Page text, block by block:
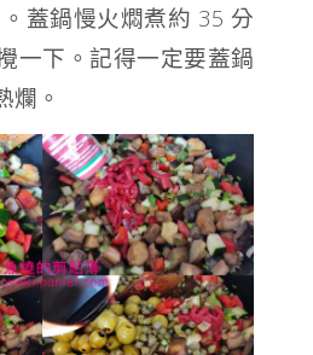
蓋鍋慢火燜煮約 35 分
一下。記得一定要蓋鍋
爛。